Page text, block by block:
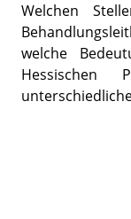
Welchen
welche
Hessischen